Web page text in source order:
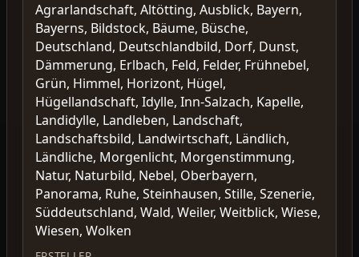
Agrarlandschaft, Altötting, Ausblick, Bayern,
Bayerns, Bildstock, Bäume, Büsche,
Deutschland, Deutschlandbild, Dorf, Dunst,
Dämmerung, Erlbach, Feld, Felder, Frühnebel,
Grün, Himmel, Horizont, Hügel,
Hügellandschaft, Idylle, Inn-Salzach, Kapelle,
Landidylle, Landleben, Landschaft,
Landschaftsbild, Landwirtschaft, Ländlich,
Ländliche, Morgenlicht, Morgenstimmung,
Natur, Naturbild, Nebel, Oberbayern,
Panorama, Ruhe, Steinhausen, Stille, Szenerie,
Süddeutschland, Wald, Weiler, Weitblick, Wiese,
Wiesen, Wolken